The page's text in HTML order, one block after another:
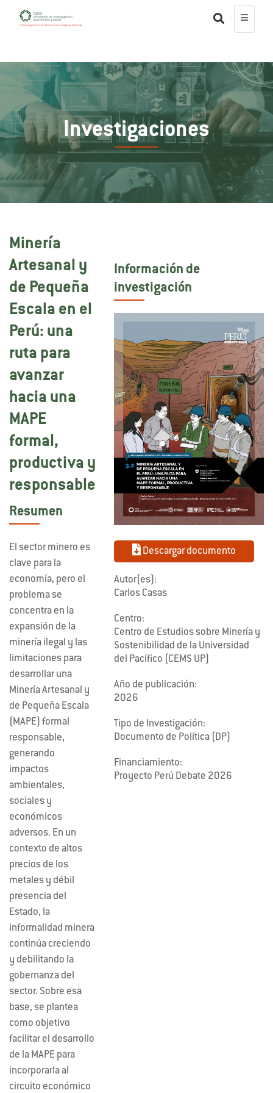
Investigaciones
Minería
Artesanal y
de Pequeña
Escala en el
Perú: una
ruta para
avanzar
hacia una
MAPE
formal,
productiva y
responsable
Resumen
El sector minero es
clave para la
economía, pero el
problema se
concentra en la
expansión de la
minería ilegal y las
limitaciones para
desarrollar una
Minería Artesanal y
de Pequeña Escala
(MAPE) formal
responsable,
generando
impactos
ambientales,
sociales y
económicos
adversos. En un
contexto de altos
precios de los
metales y débil
presencia del
Estado, la
informalidad minera
continúa creciendo
y debilitando la
gobernanza del
sector. Sobre esa
base, se plantea
como objetivo
facilitar el desarrollo
de la MAPE para
incorporarla al
circuito económico
Información de
investigación
Descargar documento
Autor(es):
Carlos Casas
Centro:
Centro de Estudios sobre Minería y
Sostenibilidad de la Universidad
del Pacífico (CEMS UP)
Año de publicación:
2026
Tipo de Investigación:
Documento de Política (DP)
Financiamiento:
Proyecto Perú Debate 2026